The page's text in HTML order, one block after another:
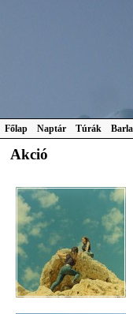
Főlap Naptár Túrák
Akció